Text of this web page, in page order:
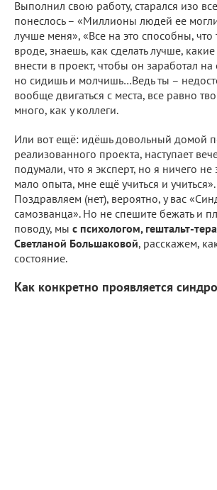
Выполнил свою работу, старался изо
понеслось – «Миллионы людей ее
лучше меня», «Все на это способны, что
вроде, знаешь, как сделать лучше,
внести в проект, чтобы он заработал на
но сидишь и молчишь…Ведь ты –
вообще двигаться с места, все равно
много, как у коллеги.
Или вот ещё: идёшь довольный домой
реализованного проекта, наступает
подумали, что я эксперт, но я ничего
мало опыта, мне ещё учиться и
Поздравляем (нет), вероятно, у вас
самозванца». Но не спешите бежать и
поводу, мы с психологом, гештальт-
Светланой Большаковой, расскажем,
состояние.
Как конкретно проявляется